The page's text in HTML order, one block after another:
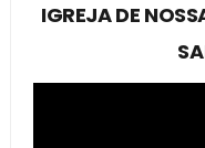
IGREJA DE